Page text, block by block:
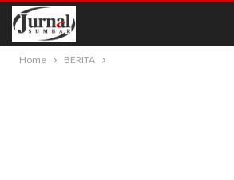
Home BERITA